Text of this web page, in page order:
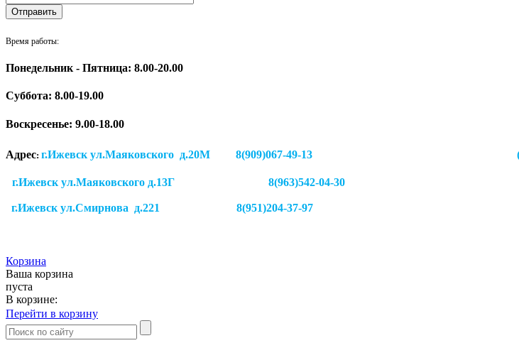
Время работы:
Понедельник - Пятница: 8.00-20.00
Суббота: 8.00-19.00
Воскресенье: 9.00-18.00
Адрес: г.Ижевск ул.Маяковского д.20М 8(909)067-49-13 (Пн-Пт8.00-
г.Ижевск ул.Маяковского д.13Г 8(963)542-04-30
г.Ижевск ул.Смирнова д.221 8(951)204-37-97
Корзина
Ваша корзина
пуста
В корзине:
Перейти в корзину